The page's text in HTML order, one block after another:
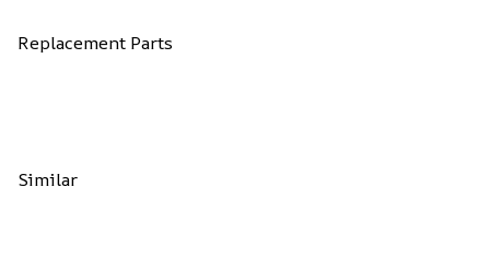
Replacement Parts
Similar